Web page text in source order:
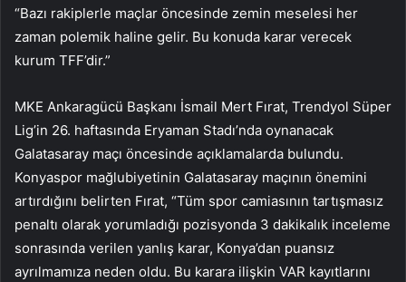
“Bazı rakiplerle maçlar öncesinde zemin meselesi her
zaman polemik haline gelir. Bu konuda karar verecek
kurum TFF’dir.”
MKE Ankaragücü Başkanı İsmail Mert Fırat, Trendyol Süper
Lig’in 26. haftasında Eryaman Stadı’nda oynanacak
Galatasaray maçı öncesinde açıklamalarda bulundu.
Konyaspor mağlubiyetinin Galatasaray maçının önemini
artırdığını belirten Fırat, “Tüm spor camiasının tartışmasız
penaltı olarak yorumladığı pozisyonda 3 dakikalık inceleme
sonrasında verilen yanlış karar, Konya’dan puansız
ayrılmamıza neden oldu. Bu karara ilişkin VAR kayıtlarını